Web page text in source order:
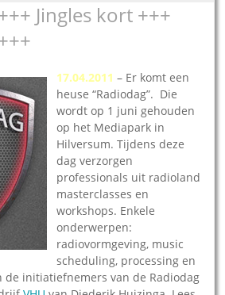
Jingles kort +++
17.04.2011– Er komt een
heuse “Radiodag”. Die
wordt op 1 juni gehouden
op het Mediapark in
Hilversum. Tijdens deze
dag verzorgen
professionals uit radioland
masterclasses en
workshops. Enkele
onderwerpen:
radiovormgeving, music
scheduling, processing en
de initiatiefnemers van de Radiodag